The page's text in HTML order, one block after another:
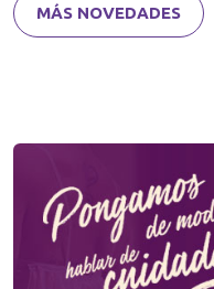
MÁS NOVEDADES